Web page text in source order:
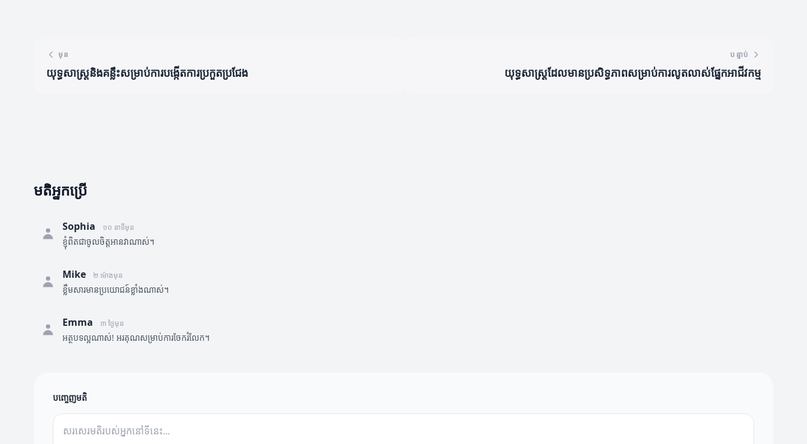
មុន
យុទ្ធសាស្ត្រនិងគន្លឹះសម្រាប់ការបង្កើតការប្រកួតប្រជែង
បន្ទាប់
យុទ្ធសាស្ត្រដែលមានប្រសិទ្ធភាពសម្រាប់ការលូតលាស់ផ្នែកអាជីវកម្ម
មតិអ្នកប្រើ
Sophia ១០ នាទីមុន
ខ្ញុំពិតជាចូលចិត្តអានវាណាស់។
Mike ២ ម៉ោងមុន
ខ្លឹមសារមានប្រយោជន៍ខ្លាំងណាស់។
Emma ៣ ថ្ងៃមុន
អត្ថបទល្អណាស់! អរគុណសម្រាប់ការចែករំលែក។
បញ្ចេញមតិ